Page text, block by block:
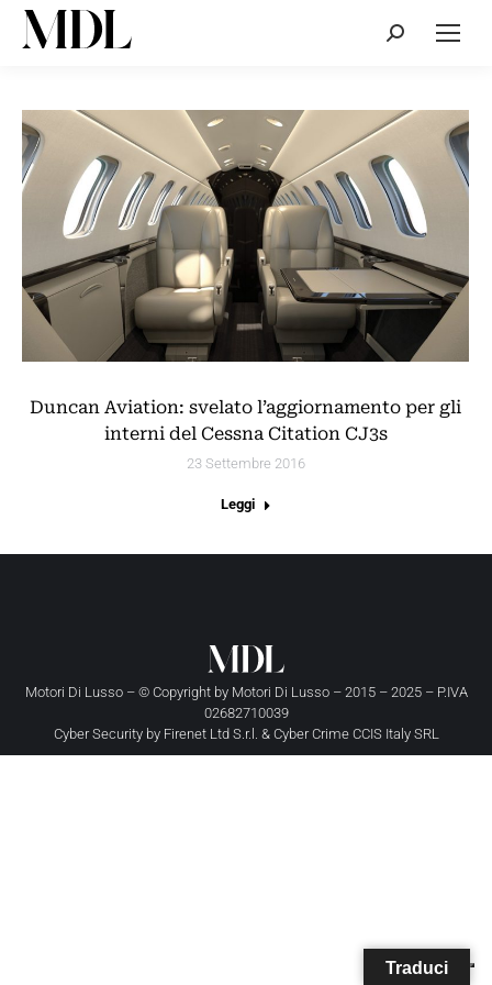
Cerca:
Duncan Aviation: svelato l’aggiornamento per gli
interni del Cessna Citation CJ3s
23 Settembre 2016
Leggi
Motori Di Lusso – © Copyright by Motori Di Lusso– 2015 – 2025 – P.IVA
02682710039
Cyber Security by Firenet Ltd S.r.l. & Cyber Crime CCIS Italy SRL
Traduci